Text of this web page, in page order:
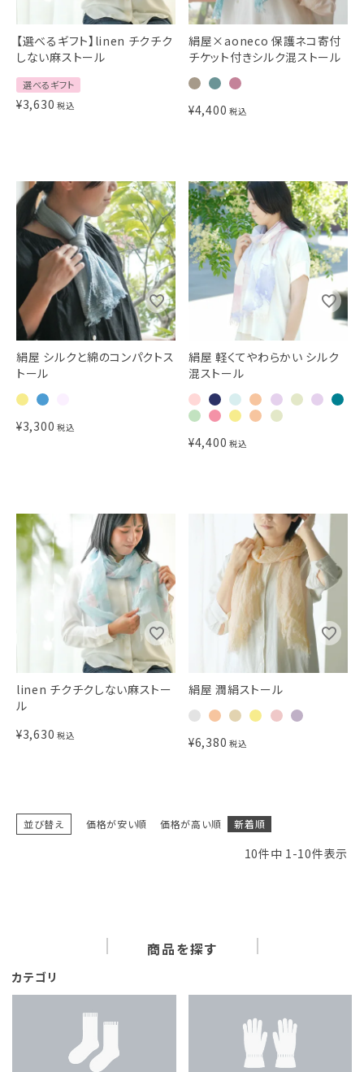
【選べるギフト】linen チクチク
しない麻ストール
選べるギフト
¥3,630 税込
絹屋×aoneco 保護ネコ寄付
チケット付きシルク混ストール
¥4,400 税込
絹屋 シルクと綿のコンパクトス
トール
¥3,300 税込
絹屋 軽くてやわらかい シルク
混ストール
¥4,400 税込
linen チクチクしない麻ストー
ル
¥3,630 税込
絹屋 潤絹ストール
¥6,380 税込
並び替え 価格が安い順 価格が高い順 新着順
10件中 1-10件表示
商品を探す
カテゴリ